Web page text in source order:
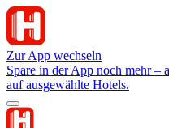
Zur App wechseln
Spare in der App noch mehr –
auf ausgewählte Hotels.